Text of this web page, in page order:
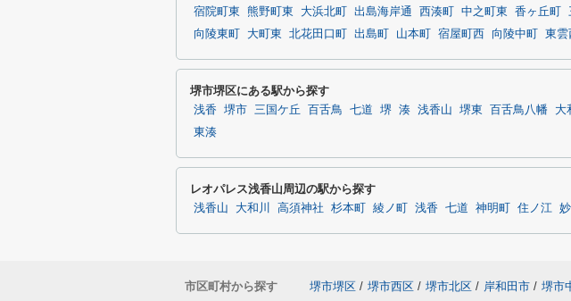
宿院町東 熊野町東 大浜北町 出島海岸通 西湊町 中之町東 香ヶ丘町
向陵東町
大町東 北花田口町 出島町 山本町 宿屋町西 向陵中町 東雲
堺市堺区にある駅から探す
浅香 堺市 三国ケ丘 百舌鳥 七道 堺 湊 浅香山 堺東 百舌鳥八幡 大
東湊
レオパレス浅香山周辺の駅から探す
浅香山 大和川 高須神社 杉本町 綾ノ町 浅香 七道 神明町 住ノ江
市区町村から探す 堺市堺区 / 堺市西区 / 堺市北区 / 岸和田市 / 堺市